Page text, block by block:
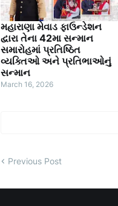
મહારાણા મેવાડ ફાઉન્ડેશન
દ્વારા તેના 42મા સન્માન
સમારોહમાં પ્રતિષ્ઠિત
વ્યક્તિઓ અને પ્રતિભાઓનું
સન્માન
March 16, 2026
Previous Post